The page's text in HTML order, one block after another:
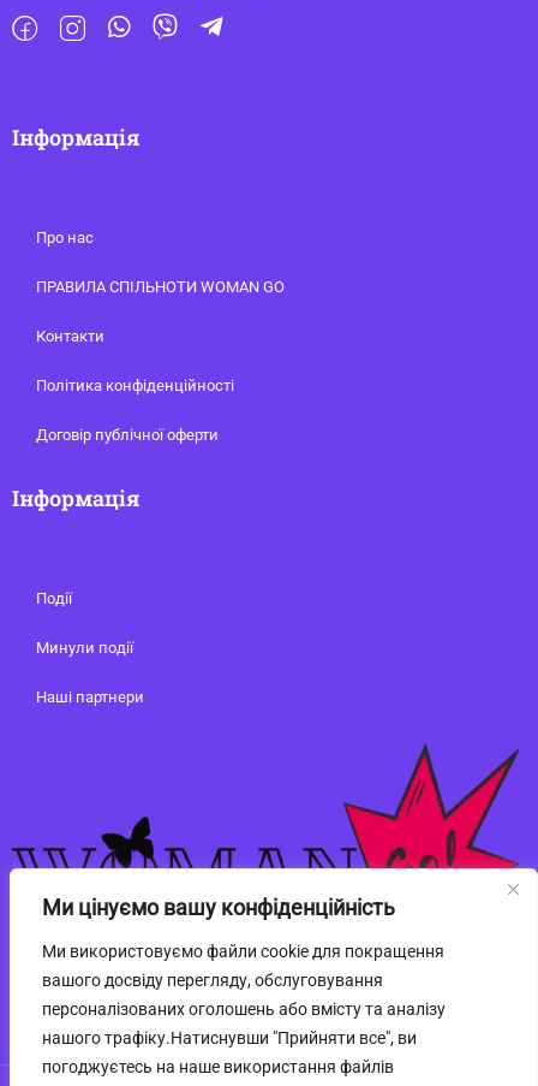
Ми цінуємо вашу конфіденційність
Ми використовуємо файли cookie для покращення
вашого досвіду перегляду, обслуговування
персоналізованих оголошень або вмісту та аналізу
нашого трафіку.Натиснувши "Прийняти все", ви
погоджуєтесь на наше використання файлів
Інформація
Про нас
ПРАВИЛА СПІЛЬНОТИ WOMAN GO
Контакти
Політика конфіденційності
Договір публічної оферти
Інформація
Події
Минули події
Наші партнери